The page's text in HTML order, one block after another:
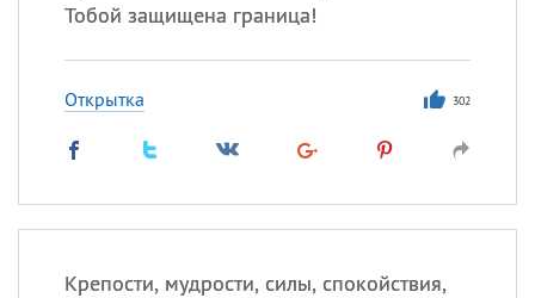
Тобой защищена граница!
Открытка 302
Крепости, мудрости, силы, спокойствия,